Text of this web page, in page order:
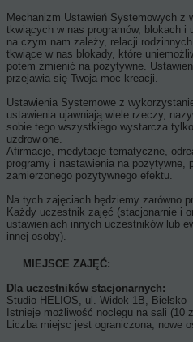
Mechanizm Ustawień Systemowych z
tkwiących w nas programów, blokach i
na czym nam zależy, relacji
tkwiące w nas blokady, które
potem zmienić na pozytywne.
przejawia się Twoja moc kreacji.
Ustawienia Systemowe z
ustawienia ujawniają wiele rzeczy,
sobie tego wszystkiego wystarcza
uzdrowione.
Afirmacje, medytacje tematyczne,
programy i nastawienia na pozytywne,
zamierzonego pozytywnego efektu.
Na tych zajęciach będziemy zarówno
Każdy uczestnik zajęć (stacjonarnie i
ustawieniach innych uczestników lub
innej osoby).
MIEJSCE ZAJĘĆ:
Dla uczestników stacjonarnych:
Studio HELIOS, ul. Widok 1B,
Istnieje możliwość noclegu na sali (10
Liczba miejsc jest ograniczona, nowe